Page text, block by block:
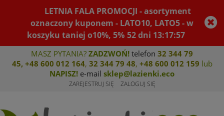
LETNIA FALA PROMOCJI - asortyment
oznaczony kuponem - LATO10, LATO5 - w
koszyku taniej o10%, 5% 52dni 13:17:57
MASZ PYTANIA? ZADZWOŃ! telefon 32 344 79
45, +48 600 012 164, 32 344 79 48, +48 600 012 159 lub
NAPISZ! e-mail sklep@lazienki.eco
ZAREJESTRUJ SIĘ ZALOGUJ SIĘ